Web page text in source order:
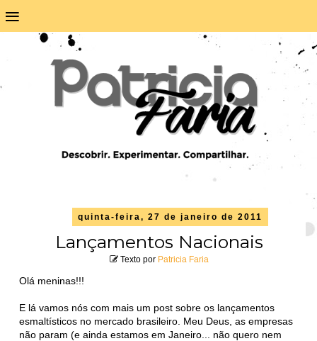
≡
quinta-feira, 27 de janeiro de 2011
Lançamentos Nacionais
Texto por Patricia Faria
Olá meninas!!!
E lá vamos nós com mais um post sobre os lançamentos
esmaltísticos no mercado brasileiro. Meu Deus, as empresas
não param (e ainda estamos em Janeiro... não quero nem